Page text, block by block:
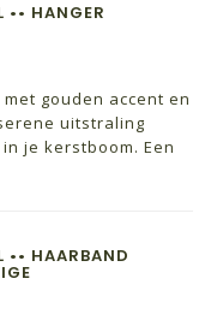
•• HANGER
gouden accent en
uitstraling
je kerstboom. Een
•• HAARBAND